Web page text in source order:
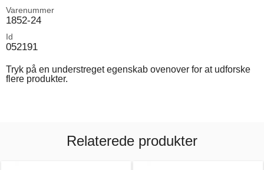
Varenummer
1852-24
Id
052191
Tryk på en understreget egenskab ovenover for at udforske
flere produkter.
Relaterede produkter